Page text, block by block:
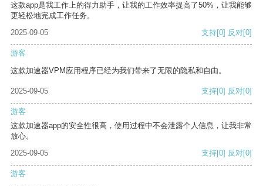
这款app是我工作上的得力助手，让我的工作效率提高了50%，让我能够
更轻松地完成工作任务。
2025-09-05
支持[0] 反对[0]
游客
这款加速器VPM应用程序已经为我们带来了无限的隐私和自由。
2025-09-05 支持[0] 反对[0]
游客
这款加速器app的安全性很高，使用过程中不会泄露个人信息，让我非常
放心。
2025-09-05
支持[0] 反对[0]
游客